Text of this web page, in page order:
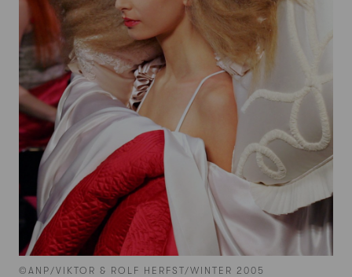
©ANP/VIKTOR & ROLF HERFST/WINTER 2005